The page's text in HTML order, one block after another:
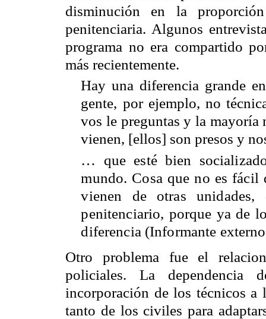
disminución en la
penitenciaria. Algunos
programa no era compartido
más recientemente.
Hay una diferencia grande
gente, por ejemplo, no
vos le preguntas y la mayoría
vienen, [ellos] son presos y
… que esté bien
mundo. Cosa que no es fácil
vienen de otras
penitenciario, porque ya de
diferencia (Informante
Otro problema fue el
policiales. La dependencia
incorporación de los técnicos a
tanto de los civiles para